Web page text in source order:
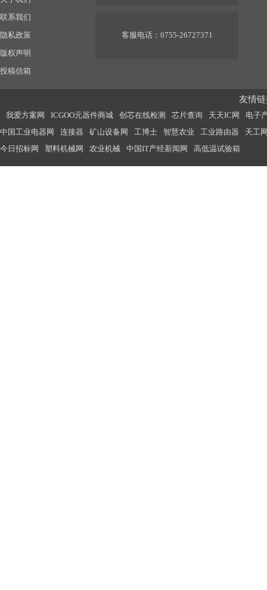
联系我们
隐私政策
版权声明
投稿信箱
客服电话：0755-26727371
友情
我爱方案网 ICGOO元器件商城 创芯在线检测 芯片查询 天天IC网
电子
中国工业电器网
连接器 矿山设备网 工博士 智慧农业 工业路由器
天工
今日招标网
塑料机械网 农业机械 中国IT产经新闻网 高低温试验箱